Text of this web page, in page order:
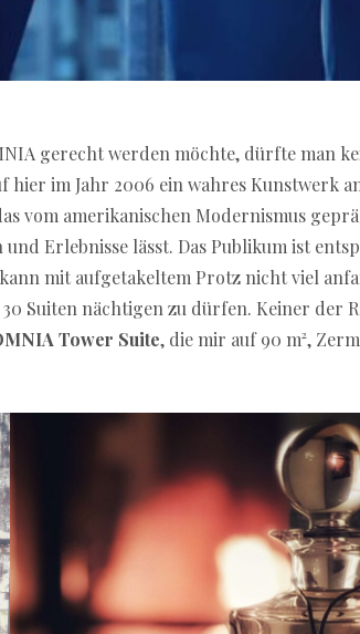
gerecht werden möchte, dürfte man
hier im Jahr 2006 ein wahres Kunstwerk
vom amerikanischen Modernismus
Erlebnisse lässt. Das Publikum ist
mit aufgetakeltem Protz nicht viel
Suiten nächtigen zu dürfen. Keiner der
Tower Suite, die mir auf 90 m²,